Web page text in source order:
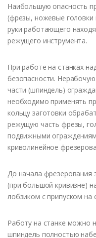
Наибольшую опасность
(фрезы, ножевые головки
руки работающего
режущего инструмента.
При работе на станках
безопасности.
части (шпиндель)
необходимо применять
кольцу заготовки
режущую часть фрезы,
подвижными
криволинейное
До начала фрезерования
(при большой кривизне)
лобзиком с припуском на
Работу на станке можно
шпиндель полностью